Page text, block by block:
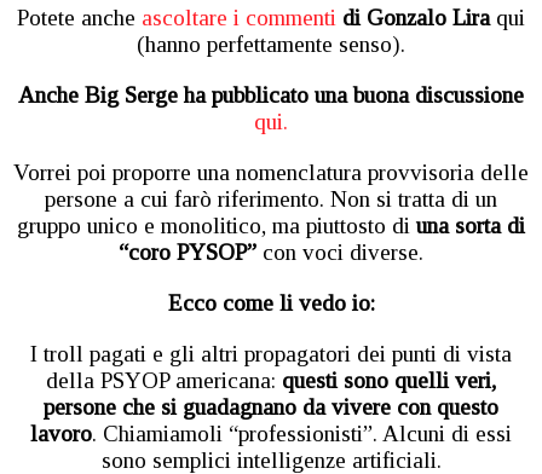
Potete anche ascoltare i commenti di Gonzalo Lira qui
(hanno perfettamente senso).
Anche Big Serge ha pubblicato una buona discussione
qui.
Vorrei poi proporre una nomenclatura provvisoria delle
persone a cui farò riferimento. Non si tratta di un
gruppo unico e monolitico, ma piuttosto di una sorta di
“coro PYSOP” con voci diverse.
Ecco come li vedo io:
I troll pagati e gli altri propagatori dei punti di vista
della PSYOP americana: questi sono quelli veri,
persone che si guadagnano da vivere con questo
lavoro. Chiamiamoli “professionisti”. Alcuni di essi
sono semplici intelligenze artificiali.